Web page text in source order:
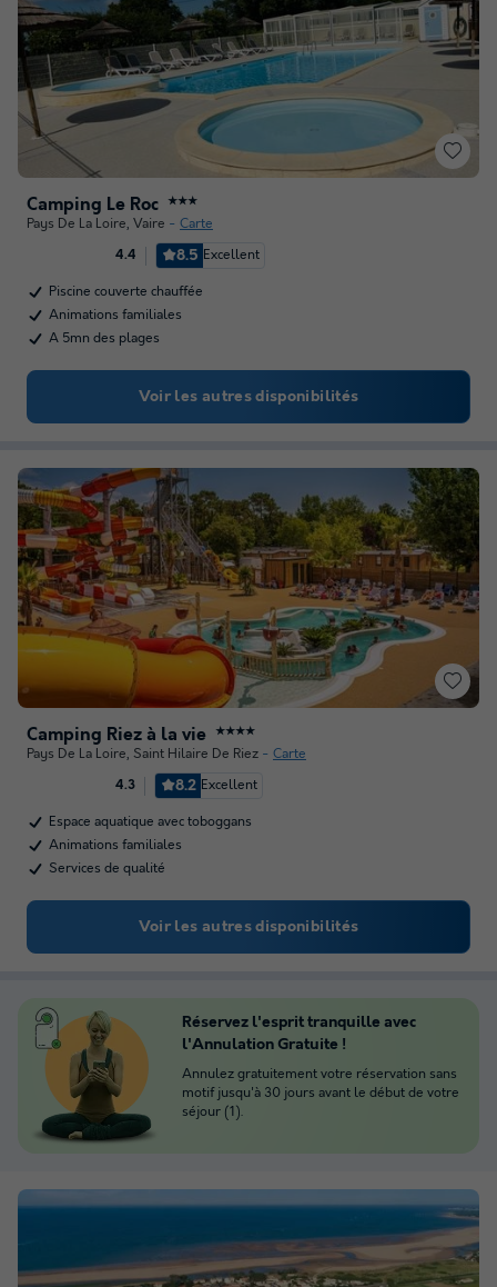
Camping Le Roc ★★★
Pays De La Loire, Vaire Carte
4.4 8.5 Excellent
Piscine couverte chauffée
Animations familiales
A 5mn des plages
Voir les autres disponibilités
Camping Riez à la vie ★★★★
Pays De La Loire, Saint Hilaire De Riez Carte
4.3 8.2 Excellent
Espace aquatique avec toboggans
Animations familiales
Services de qualité
Voir les autres disponibilités
Réservez l'esprit tranquille avec
l'Annulation Gratuite !
Annulez gratuitement votre réservation sans
motif jusqu'à 30 jours avant le début de votre
séjour (1).